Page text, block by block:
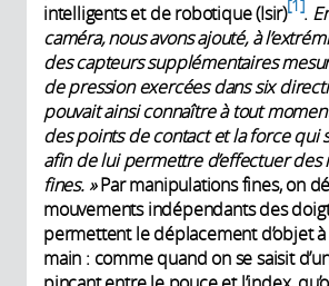
intelligents et de robotique (Isir) 1 .
caméra, nous avons ajouté, à
des capteurs supplémentaires
de pression exercées dans six
pouvait ainsi connaître à tout
des points de contact et la force qui
afin de lui permettre d’effectuer des
fines. »Par manipulations fines, on
mouvements indépendants des
permettent le déplacement d’objet
main : comme quand on se saisit